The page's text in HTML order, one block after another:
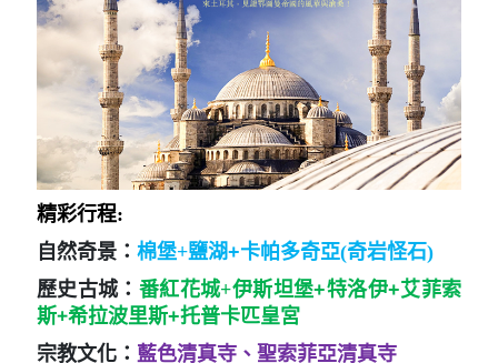
精彩行程:
自然奇景： 棉堡+鹽湖+卡帕多奇亞(奇岩怪石)
歷史古城： 番紅花城+伊斯坦堡+特洛伊+艾菲索
斯+希拉波里斯+托普卡匹皇宮
宗教文化： 藍色清真寺、聖索菲亞清真寺